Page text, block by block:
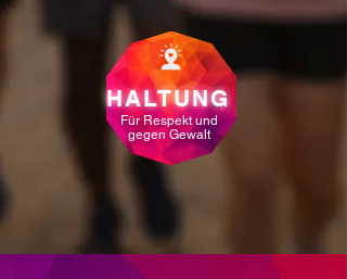
Für Respekt und
gegen Gewalt
HALTUNG